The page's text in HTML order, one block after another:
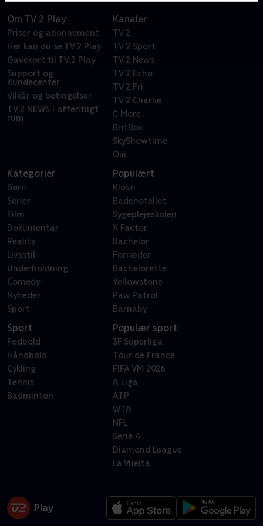
Om TV 2 Play
Priser og abonnement
Her kan du se TV 2 Play
Gavekort til TV 2 Play
Support og
Kundecenter
Vilkår og betingelser
TV 2 NEWS i offentligt
rum
Kanaler
TV 2
TV 2 Sport
TV 2 News
TV 2 Echo
TV 2 Fri
TV 2 Charlie
C More
BritBox
SkyShowtime
Oiii
Kategorier
Børn
Serier
Film
Dokumentar
Reality
Livsstil
Underholdning
Comedy
Nyheder
Sport
Populært
Klovn
Badehotellet
Sygeplejeskolen
X Factor
Bachelor
Forræder
Bachelorette
Yellowstone
Paw Patrol
Barnaby
Sport
Fodbold
Håndbold
Cykling
Tennis
Badminton
Populær sport
3F Superliga
Tour de France
FIFA VM 2026
A Liga
ATP
WTA
NFL
Serie A
Diamond League
La Vuelta